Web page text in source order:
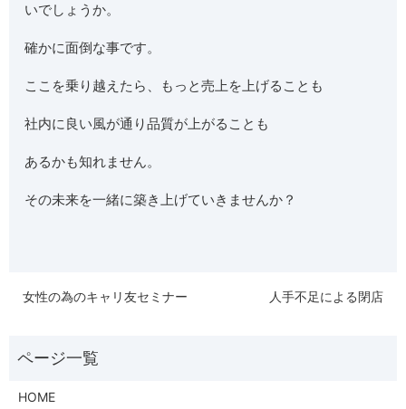
いでしょうか。
確かに面倒な事です。
ここを乗り越えたら、もっと売上を上げることも
社内に良い風が通り品質が上がることも
あるかも知れません。
その未来を一緒に築き上げていきませんか？
女性の為のキャリ友セミナー 人手不足による閉店
HOME